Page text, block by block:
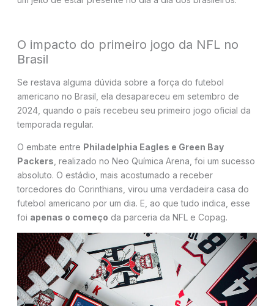
O impacto do primeiro jogo da NFL no
Brasil
Se restava alguma dúvida sobre a força do futebol
americano no Brasil, ela desapareceu em setembro de
2024, quando o país recebeu seu primeiro jogo oficial da
temporada regular.
O embate entre Philadelphia Eagles e Green Bay
Packers , realizado no Neo Química Arena, foi um sucesso
absoluto. O estádio, mais acostumado a receber
torcedores do Corinthians, virou uma verdadeira casa do
futebol americano por um dia. E, ao que tudo indica, esse
foi apenas o começo da parceria da NFL e Copag.